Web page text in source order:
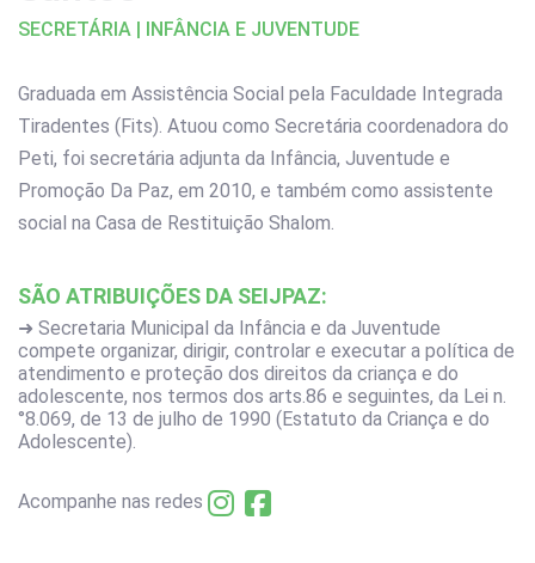
SECRETÁRIA | INFÂNCIA E JUVENTUDE
Graduada em Assistência Social pela Faculdade Integrada
Tiradentes (Fits). Atuou como Secretária coordenadora do
Peti, foi secretária adjunta da Infância, Juventude e
Promoção Da Paz, em 2010, e também como assistente
social na Casa de Restituição Shalom.
SÃO ATRIBUIÇÕES DA SEIJPAZ:
➜ Secretaria Municipal da Infância e da Juventude
compete organizar, dirigir, controlar e executar a política de
atendimento e proteção dos direitos da criança e do
adolescente, nos termos dos arts.86 e seguintes, da Lei n.
°8.069, de 13 de julho de 1990 (Estatuto da Criança e do
Adolescente).
Acompanhe nas redes